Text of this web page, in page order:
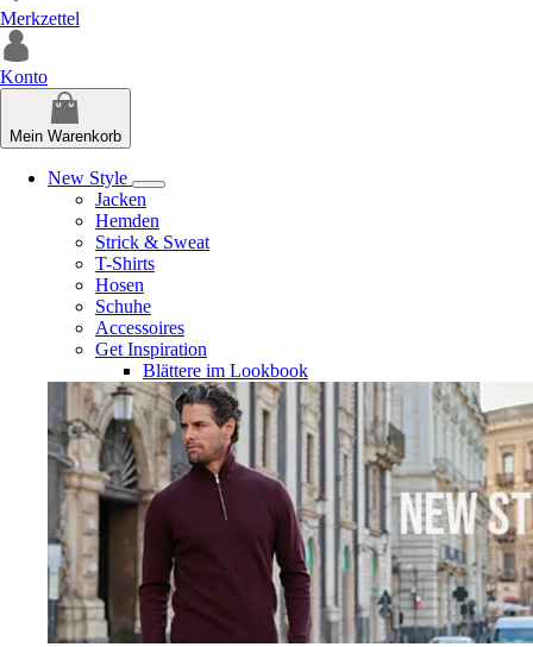
Merkzettel
Konto
Mein Warenkorb
New Style
Jacken
Hemden
Strick & Sweat
T-Shirts
Hosen
Schuhe
Accessoires
Get Inspiration
Blättere im Lookbook